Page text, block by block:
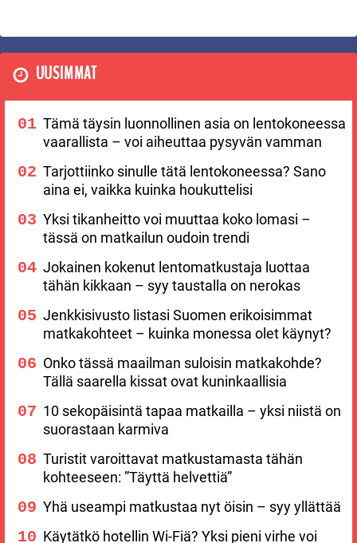
UUSIMMAT
Tämä täysin luonnollinen asia on lentokoneessa
vaarallista – voi aiheuttaa pysyvän vamman
Tarjottiinko sinulle tätä lentokoneessa? Sano
aina ei, vaikka kuinka houkuttelisi
Yksi tikanheitto voi muuttaa koko lomasi –
tässä on matkailun oudoin trendi
Jokainen kokenut lentomatkustaja luottaa
tähän kikkaan – syy taustalla on nerokas
Jenkkisivusto listasi Suomen erikoisimmat
matkakohteet – kuinka monessa olet käynyt?
Onko tässä maailman suloisin matkakohde?
Tällä saarella kissat ovat kuninkaallisia
10 sekopäisintä tapaa matkailla – yksi niistä on
suorastaan karmiva
Turistit varoittavat matkustamasta tähän
kohteeseen: ”Täyttä helvettiä”
Yhä useampi matkustaa nyt öisin – syy yllättää
Käytätkö hotellin Wi-Fiä? Yksi pieni virhe voi